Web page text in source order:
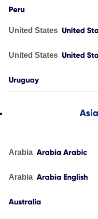
Peru
United States United
United States United
Uruguay
Arabia Arabia Arabic
Arabia Arabia English
Australia